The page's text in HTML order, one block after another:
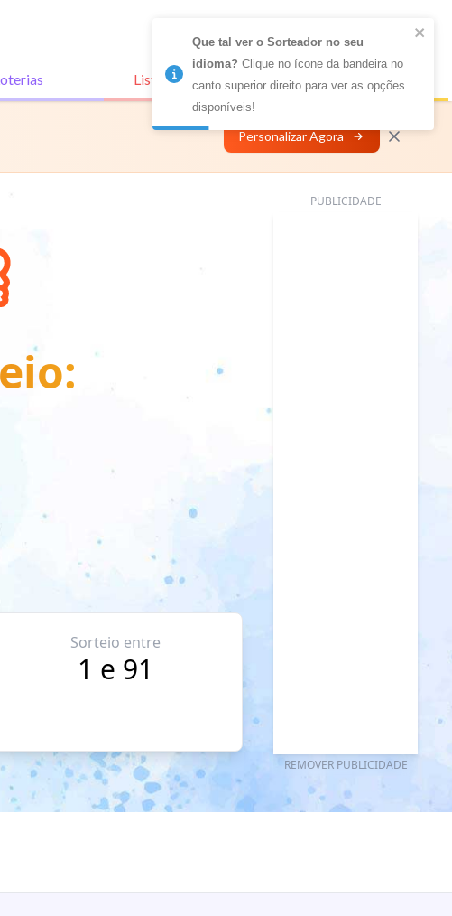
Listas Conectadas Personalizar
Personalizar Agora
Sorteio entre
1 e 91
PUBLICIDADE
REMOVER PUBLICIDADE
Que tal ver o Sorteador no seu
idioma? Clique no ícone da bandeira no
canto superior direito para ver as opções
disponíveis!